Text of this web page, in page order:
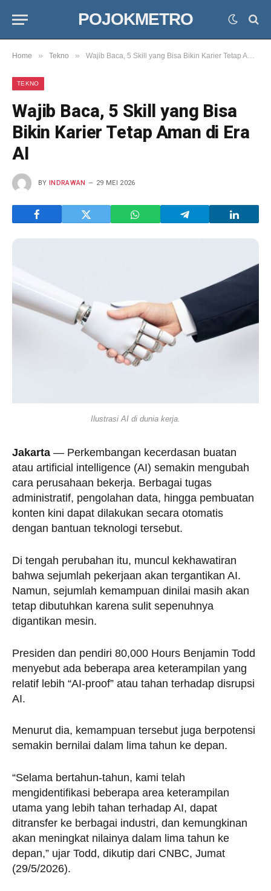
POJOKMETRO
Home » Tekno » Wajib Baca, 5 Skill yang Bisa Bikin Karier Tetap Aman di Era AI
TEKNO
Wajib Baca, 5 Skill yang Bisa
Bikin Karier Tetap Aman di Era
AI
BY INDRAWAN 29 MEI 2026
Ilustrasi AI di dunia kerja.
Jakarta — Perkembangan kecerdasan buatan
atau artificial intelligence (AI) semakin mengubah
cara perusahaan bekerja. Berbagai tugas
administratif, pengolahan data, hingga pembuatan
konten kini dapat dilakukan secara otomatis
dengan bantuan teknologi tersebut.
Di tengah perubahan itu, muncul kekhawatiran
bahwa sejumlah pekerjaan akan tergantikan AI.
Namun, sejumlah kemampuan dinilai masih akan
tetap dibutuhkan karena sulit sepenuhnya
digantikan mesin.
Presiden dan pendiri 80,000 Hours Benjamin Todd
menyebut ada beberapa area keterampilan yang
relatif lebih “AI-proof” atau tahan terhadap disrupsi
AI.
Menurut dia, kemampuan tersebut juga berpotensi
semakin bernilai dalam lima tahun ke depan.
“Selama bertahun-tahun, kami telah
mengidentifikasi beberapa area keterampilan
utama yang lebih tahan terhadap AI, dapat
ditransfer ke berbagai industri, dan kemungkinan
akan meningkat nilainya dalam lima tahun ke
depan,” ujar Todd, dikutip dari CNBC, Jumat
(29/5/2026).